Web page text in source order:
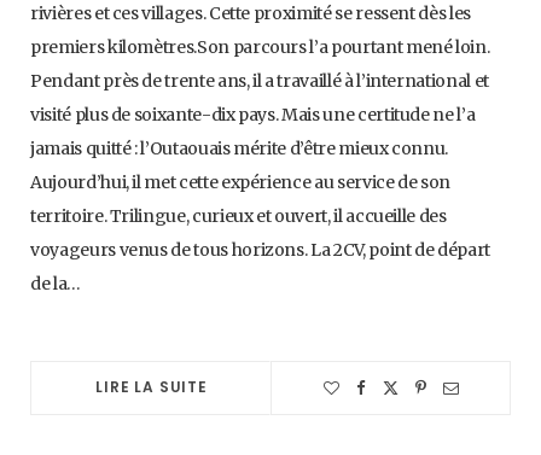
rivières et ces villages. Cette proximité se ressent dès les
premiers kilomètres.Son parcours l’a pourtant mené loin.
Pendant près de trente ans, il a travaillé à l’international et
visité plus de soixante-dix pays. Mais une certitude ne l’a
jamais quitté : l’Outaouais mérite d’être mieux connu.
Aujourd’hui, il met cette expérience au service de son
territoire. Trilingue, curieux et ouvert, il accueille des
voyageurs venus de tous horizons. La 2CV, point de départ
de la…
LIRE LA SUITE